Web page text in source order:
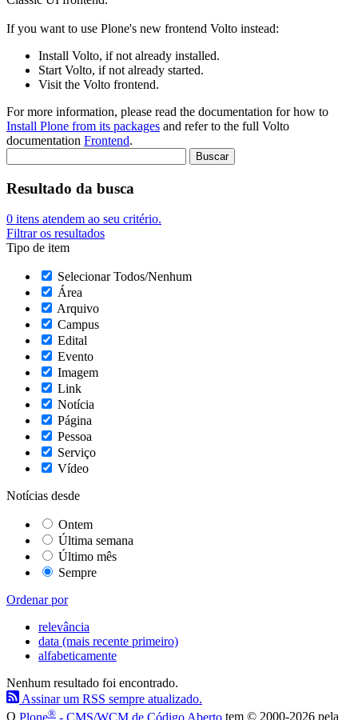
If you want to use Plone's new frontend Volto instead:
Install Volto, if not already installed.
Start Volto, if not already started.
Visit the Volto frontend.
For more information, please read the documentation for how to
Install Plone from its packages and refer to the full Volto
documentation Frontend.
Resultado da busca
0 itens atendem ao seu critério.
Filtrar os resultados
Tipo de item
Selecionar Todos/Nenhum
Área
Arquivo
Campus
Edital
Evento
Imagem
Link
Notícia
Página
Pessoa
Serviço
Vídeo
Notícias desde
Ontem
Última semana
Último mês
Sempre
Ordenar por
relevância
data (mais recente primeiro)
alfabeticamente
Nenhum resultado foi encontrado.
Assinar um RSS sempre atualizado.
O Plone® - CMS/WCM de Código Aberto tem © 2000-2026 pela